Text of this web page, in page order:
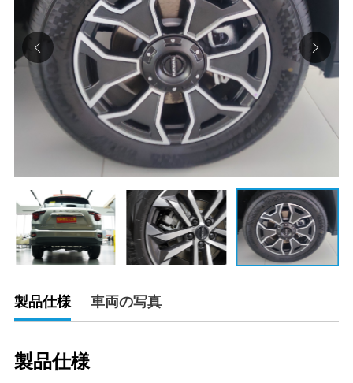
製品仕様 車両の写真
製品仕様